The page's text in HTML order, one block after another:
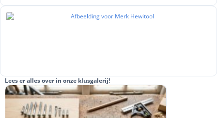
Lees er alles over in onze klusgalerij!